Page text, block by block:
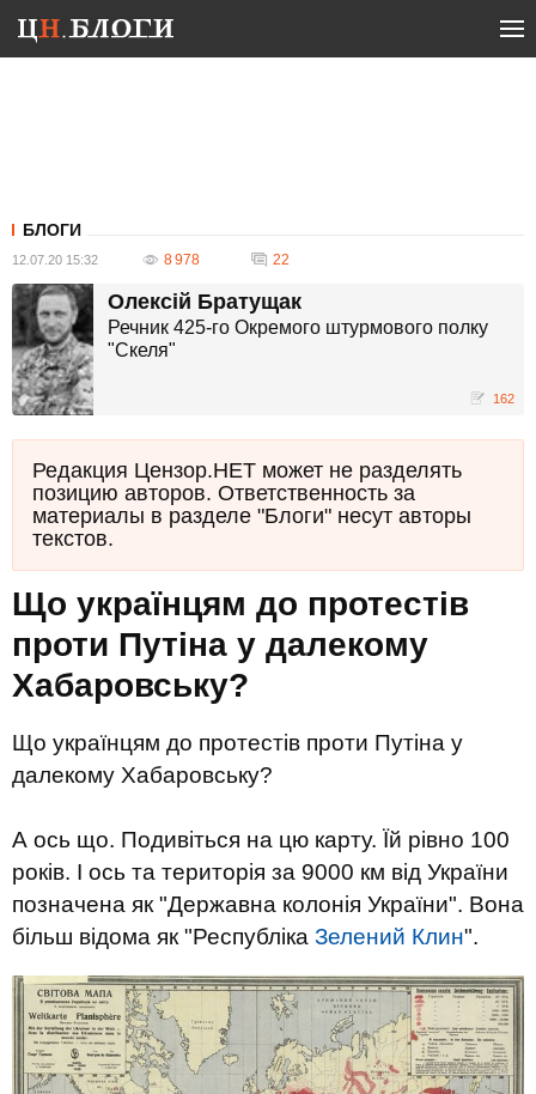
БЛОГИ
12.07.20 15:32 8 978 22
Олексій Братущак
Речник 425-го Окремого штурмового полку
"Скеля"
162
Редакция Цензор.НЕТ может не разделять
позицию авторов. Ответственность за
материалы в разделе "Блоги" несут авторы
текстов.
Що українцям до протестів
проти Путіна у далекому
Хабаровську?
Що українцям до протестів проти Путіна у
далекому Хабаровську?
А ось що. Подивіться на цю карту. Їй рівно 100
років. І ось та територія за 9000 км від України
позначена як "Державна колонія України". Вона
більш відома як "Республіка Зелений Клин".